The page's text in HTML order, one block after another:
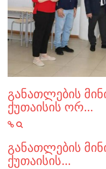
განათლების
ქუთაისის ორ…
განათლების
ქუთაისის…